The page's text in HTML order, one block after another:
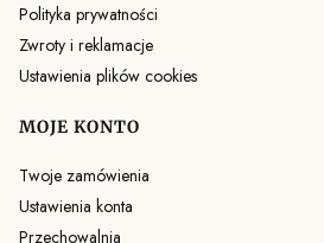
Polityka prywatności
Zwroty i reklamacje
Ustawienia plików cookies
MOJE KONTO
Twoje zamówienia
Ustawienia konta
Przechowalnia